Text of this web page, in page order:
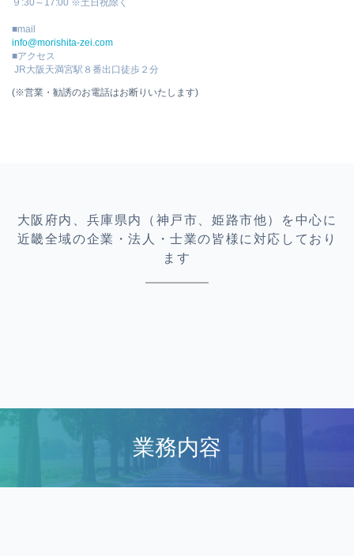
９:30～17:00 ※土日祝除く
■mail
info@morishita-zei.com
■アクセス
JR大阪天満宮駅８番出口徒歩２分
(※営業・勧誘のお電話はお断りいたします)
大阪府内、兵庫県内（神戸市、姫路市他）を中心に
近畿全域の企業・法人・士業の皆様に対応しており
ます
業務内容